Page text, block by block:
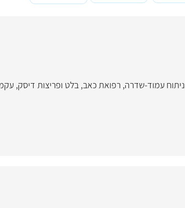
ניתוח עמוד-שדרה, רפואת כאב, בלט ופריצות דיסק,